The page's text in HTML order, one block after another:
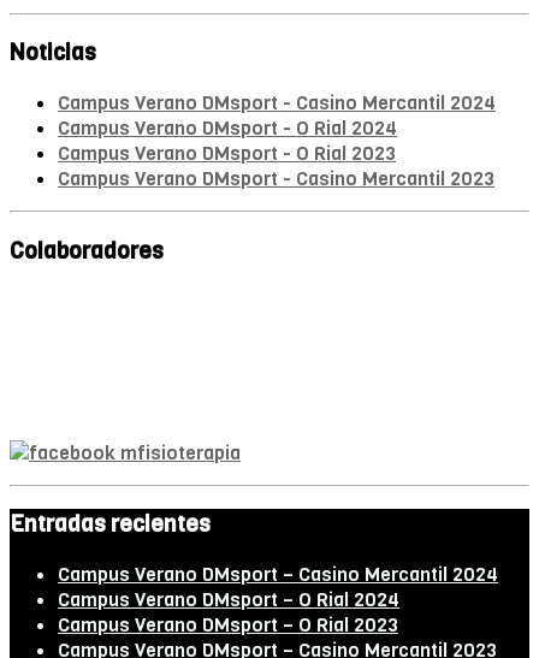
Noticias
Campus Verano DMsport - Casino Mercantil 2024
Campus Verano DMsport - O Rial 2024
Campus Verano DMsport - O Rial 2023
Campus Verano DMsport - Casino Mercantil 2023
Colaboradores
Entradas recientes
Campus Verano DMsport – Casino Mercantil 2024
Campus Verano DMsport – O Rial 2024
Campus Verano DMsport – O Rial 2023
Campus Verano DMsport – Casino Mercantil 2023